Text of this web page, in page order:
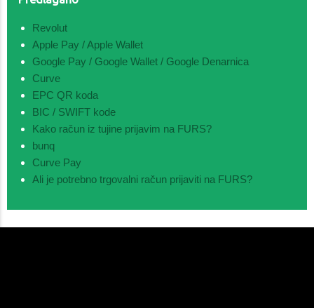
Revolut
Apple Pay / Apple Wallet
Google Pay / Google Wallet / Google Denarnica
Curve
EPC QR koda
BIC / SWIFT kode
Kako račun iz tujine prijavim na FURS?
bunq
Curve Pay
Ali je potrebno trgovalni račun prijaviti na FURS?